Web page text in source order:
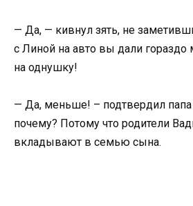
— Да, — кивнул зять, не
с Линой на авто вы дали
на однушку!
— Да, меньше! – подтвердил
почему? Потому что родители
вкладывают в семью сына.